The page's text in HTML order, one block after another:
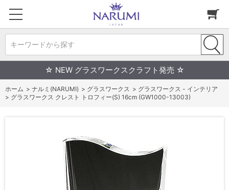
キーワードから探す
☆ NEW グラスワークスクラフト発売 ☆
ホーム > ナルミ(NARUMI) > グラスワークス > グラスワークス - インテリア
> グラスワークス クレスト トロフィー(S) 16cm (GW1000-13003)